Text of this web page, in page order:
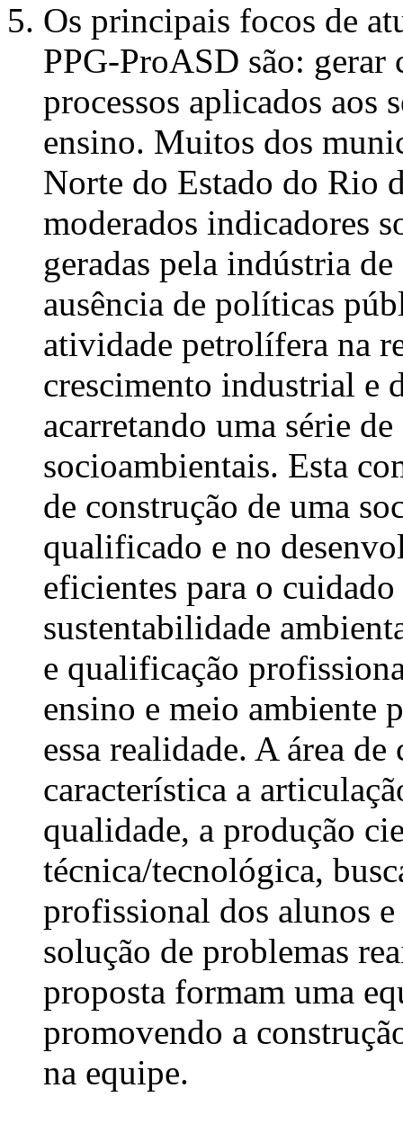
Os principais focos de
PPG-ProASD são:
processos aplicados aos
ensino. Muitos dos
Norte do Estado do Rio
moderados indicadores
geradas pela indústria
ausência de políticas
atividade petrolífera na
crescimento industrial e
acarretando uma série
socioambientais. Esta
de construção de uma
qualificado e no
eficientes para o
sustentabilidade
e qualificação
ensino e meio ambiente
essa realidade. A área
característica a
qualidade, a produção
técnica/tecnológica,
profissional dos alunos e
solução de problemas
proposta formam uma
promovendo a
na equipe.